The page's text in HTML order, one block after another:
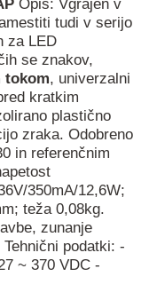
Opis: Vgrajen v
tudi v serijo
za LED
se znakov,
tokom, univerzalni
kratkim
plastično
zraka. Odobreno
in referenčnim
350mA/12,6W;
teža 0,08kg.
zunanje
podatki: -
~ 370 VDC -